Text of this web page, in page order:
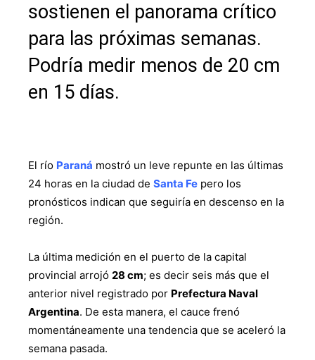
sostienen el panorama crítico
para las próximas semanas.
Podría medir menos de 20 cm
en 15 días.
El río Paraná mostró un leve repunte en las últimas
24 horas en la ciudad de Santa Fe pero los
pronósticos indican que seguiría en descenso en la
región.
La última medición en el puerto de la capital
provincial arrojó 28 cm; es decir seis más que el
anterior nivel registrado por Prefectura Naval
Argentina. De esta manera, el cauce frenó
momentáneamente una tendencia que se aceleró la
semana pasada.